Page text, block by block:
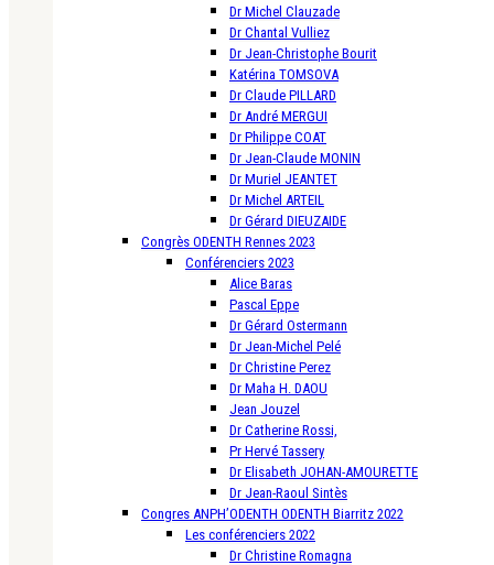
Dr Michel Clauzade
Dr Chantal Vulliez
Dr Jean-Christophe Bourit
Katérina TOMSOVA
Dr Claude PILLARD
Dr André MERGUI
Dr Philippe COAT
Dr Jean-Claude MONIN
Dr Muriel JEANTET
Dr Michel ARTEIL
Dr Gérard DIEUZAIDE
Congrès ODENTH Rennes 2023
Conférenciers 2023
Alice Baras
Pascal Eppe
Dr Gérard Ostermann
Dr Jean-Michel Pelé
Dr Christine Perez
Dr Maha H. DAOU
Jean Jouzel
Dr Catherine Rossi,
Pr Hervé Tassery
Dr Elisabeth JOHAN-AMOURETTE
Dr Jean-Raoul Sintès
Congres ANPH’ODENTH ODENTH Biarritz 2022
Les conférenciers 2022
Dr Christine Romagna